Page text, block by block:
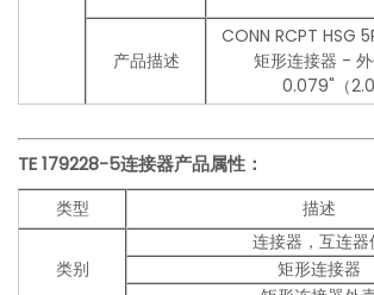
产品描述
CONN RCPT HSG
矩形连接器 -
0.079"（
TE 179228-5连接器产品属性：
类型 描述
类别
连接器，互连器
矩形连接器